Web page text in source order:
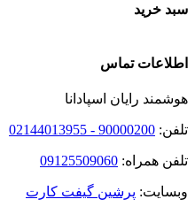
سبد خرید
اطلاعات تماس
هوشمند رایان اسپادانا
تلفن: 90000200 - 02144013955
تلفن همراه: 09125509060
وبسایت: پرشین گیفت کارت